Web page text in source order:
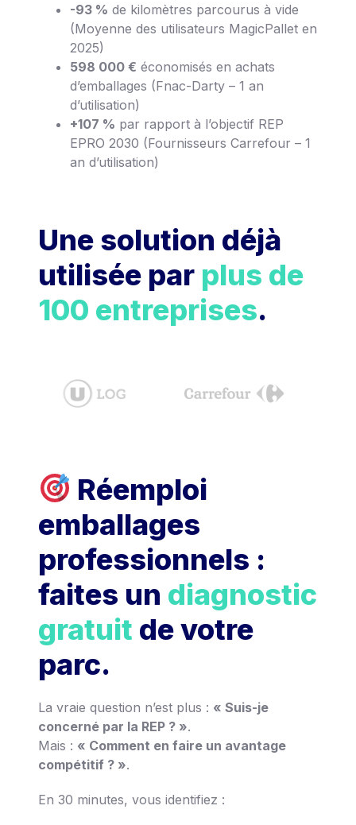
-93 % de kilomètres parcourus à vide
(Moyenne des utilisateurs MagicPallet en
2025)
598 000 € économisés en achats
d’emballages (Fnac-Darty – 1 an
d’utilisation)
+107 % par rapport à l’objectif REP
EPRO 2030 (Fournisseurs Carrefour – 1
an d’utilisation)
Une solution déjà
utilisée par plus de
100 entreprises.
Réemploi
emballages
professionnels :
faites un diagnostic
gratuit de votre
parc.
La vraie question n’est plus : « Suis-je
concerné par la REP ? ».
Mais : « Comment en faire un avantage
compétitif ? ».
En 30 minutes, vous identifiez :